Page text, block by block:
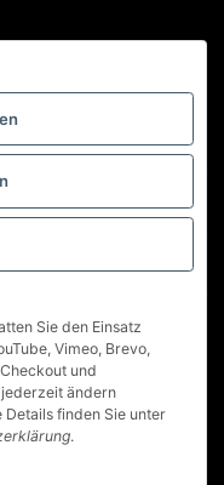
Sie den Einsatz
Vimeo, Brevo,
und
jederzeit ändern
finden Sie unter
.